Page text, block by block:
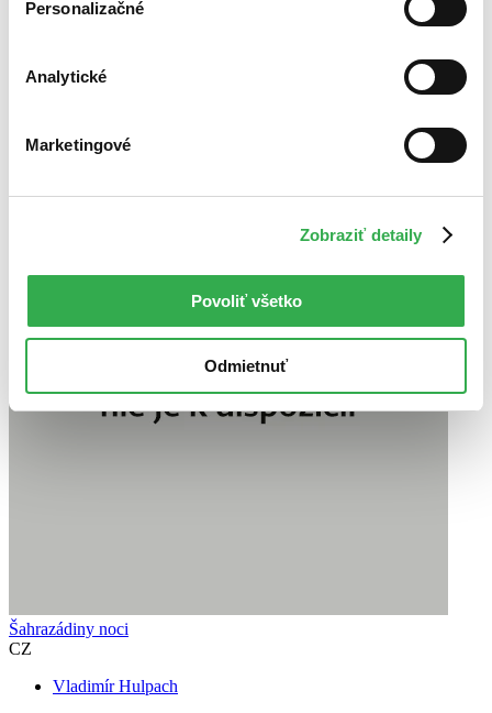
Personalizačné
Analytické
Marketingové
Zobraziť detaily
Povoliť všetko
Odmietnuť
Šahrazádiny noci
CZ
Vladimír Hulpach